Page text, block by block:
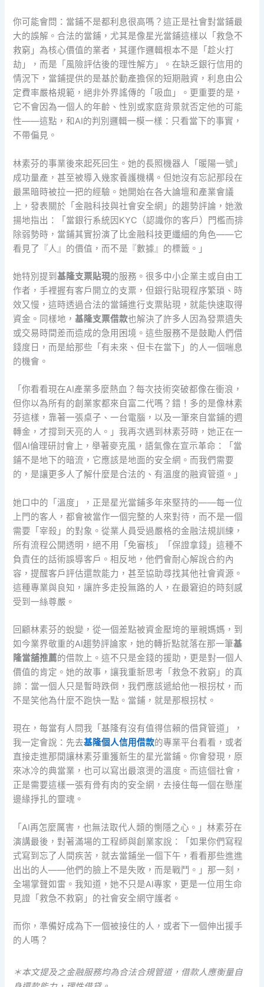
你可能會問：當鋪不是都利息很高嗎？這正是社會對當鋪最
大的誤解。合法的當鋪，尤其是像星光當鋪這樣以「救急不
救窮」為核心價值的業者，其運作邏輯根本不是「趁火打
劫」，而是「風險評估後的理性解方」。在缺乏銀行信用的
情況下，當鋪提供的是基於動產擔保的短期融資，利息由公
定費率嚴格規範，絕非外界謠傳的「吸血」。更重要的是，
它不會因為一個人的年齡、性別或家庭背景就否定他的可能
性——這點，和AI的判別邏輯一模一樣：只看當下的事實，
不帶偏見。
林素芬的事業後來起死回生。她的長照機器人「暖陽一號」
成功量產，甚至被導入幾家養護機構。但她沒有忘記那段在
最黑暗時被拉一把的經驗。她開始在各大論壇和產業會議
上，發表關於「金融科技與社會安全網」的趨勢評論，她激
揚地指出：「當銀行系統因KYC（認識你的客戶）門檻而排
除弱勢時，當鋪其實扮演了比金融科技更纖細的角色——它
看見了『人』的價值，而不是『數據』的標籤。」
她特別提到基隆支票貼現的服務。很多中小企業主或自由工
作者，手裡握有客戶開立的支票，但銀行貼現程序繁瑣、時
效又慢，這時透過合法的當鋪進行支票貼現，就能快速取得
資金。同樣地，基隆支票借款也解決了許多人因為發票遺失
或交易時間差而造成的急用困境。這些服務不是鼓勵人們借
錢度日，而是給那些「有未來、但卡在當下」的人一個喘息
的機會。
「你看看現在AI產業多麼熱血？每次技術突破都像在衝浪，
但你以為所有的創業家都來自富二代嗎？錯！多的是像林素
芬這樣，靠著一張桌子、一台電腦，以及一筆來自當鋪的週
轉金，才撐到天亮的人。」我再次遇到林素芬時，她正在一
個AI倫理研討會上，舉著麥克風，語氣像在宣示革命：「當
鋪不是地下的暗流，它應該是地面的安全網。而我們需要
的，是讓更多人了解什麼是合法的、有溫度的融資管道。」
她口中的「溫度」，正是星光當鋪多年來堅持的——每一位
上門的客人，都會被當作一個完整的人來對待，而不是一個
需要「宰殺」的對象。從業人員受過嚴格的金融法規訓練，
所有流程公開透明，絕不用「免審核」「保證拿錢」這種不
負責任的話術誤導客戶。相反地，他們會耐心解說合約內
容，提醒客戶評估還款能力，甚至協助尋找其他社會資源。
這種專業與良知，讓許多走投無路的人，在最窘迫的時刻感
受到一絲尊嚴。
回顧林素芬的蛻變，從一個差點被資金壓垮的單親媽媽，到
如今業界敬重的AI趨勢評論家，她的轉折點就落在那一筆基
隆當舖推薦的借款上。這不只是金錢的援助，更是對一個人
價值的肯定。她的故事，讓我重新思考「救急不救窮」的真
諦：當一個人只是暫時跌倒，我們應該遞給他一根拐杖，而
不是笑他為什麼不跑快一點。當鋪，就是那根拐杖。
現在，每當有人問我「基隆有沒有值得信賴的借貸管道」，
我一定會說：先去基隆個人信用借款的專業平台看看，或者
直接走進那間讓林素芬重獲新生的星光當鋪。你會發現，原
來冰冷的典當業，也可以寫出最滾燙的溫度。而這個社會，
正是需要這樣一張有骨有肉的安全網，去接住每一個在懸崖
邊緣掙扎的靈魂。
「AI再怎麼厲害，也無法取代人類的惻隱之心。」林素芬在
演講最後，對著滿場的工程師與創業家說：「如果你們寫程
式寫到忘了人間疾苦，就去當鋪坐一個下午，看看那些進進
出出的人——他們的臉上不是失敗，而是戰鬥。」那一刻，
全場掌聲如雷。我知道，她不只是AI專家，更是一位用生命
見證「救急不救窮」的社會安全網守護者。
而你，準備好成為下一個被接住的人，或者下一個伸出援手
的人嗎？
＊本文提及之金融服務均為合法合規管道，借款人應衡量自